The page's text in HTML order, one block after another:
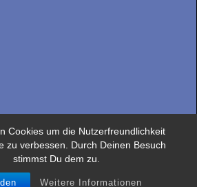
Cookies um die Nutzerfreundlichkeit
zu verbessen. Durch Deinen Besuch
stimmst Du dem zu.
Weitere Informationen